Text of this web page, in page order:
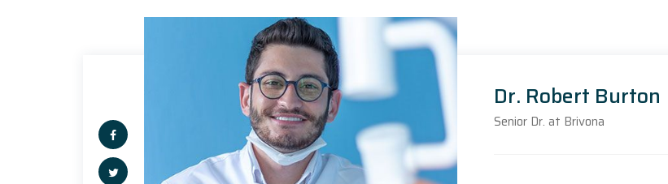
Dr. Robert Burton
Senior Dr. at Brivona